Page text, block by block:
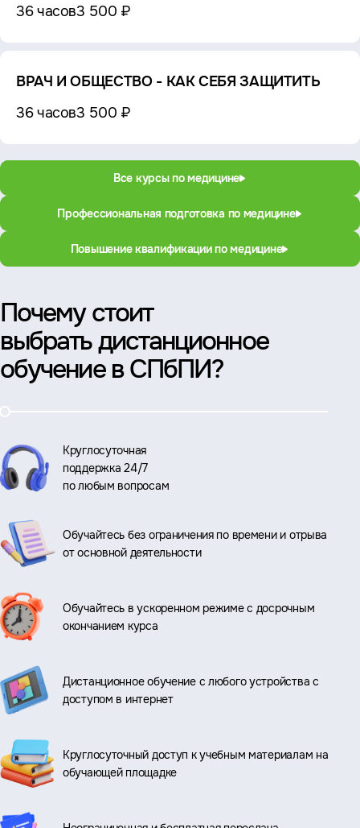
36 часов3 500 ₽
ВРАЧ И ОБЩЕСТВО - КАК СЕБЯ ЗАЩИТИТЬ
36 часов3 500 ₽
Все курсы по медицине
Профессиональная подготовка по медицине
Повышение квалификации по медицине
Почему стоит
выбрать дистанционное
обучение в СПбПИ?
Круглосуточная
поддержка 24/7
по любым вопросам
Обучайтесь без ограничения по времени и отрыва
от основной деятельности
Обучайтесь в ускоренном режиме с досрочным
окончанием курса
Дистанционное обучение с любого устройства с
доступом в интернет
Круглосуточный доступ к учебным материалам на
обучающей площадке